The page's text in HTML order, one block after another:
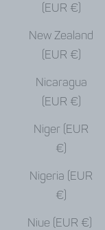
(EUR €)
New Zealand
(EUR €)
Nicaragua
(EUR €)
Niger (EUR
€)
Nigeria (EUR
€)
Niue (EUR €)